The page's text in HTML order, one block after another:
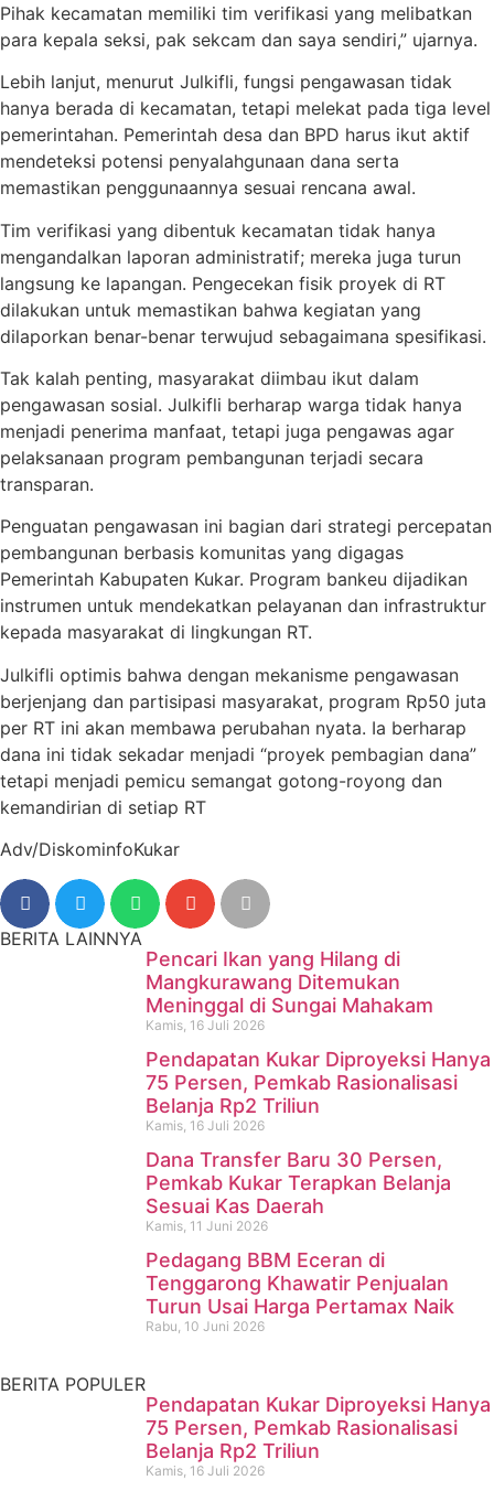
Pihak kecamatan memiliki tim verifikasi yang melibatkan
para kepala seksi, pak sekcam dan saya sendiri,” ujarnya.
Lebih lanjut, menurut Julkifli, fungsi pengawasan tidak
hanya berada di kecamatan, tetapi melekat pada tiga level
pemerintahan. Pemerintah desa dan BPD harus ikut aktif
mendeteksi potensi penyalahgunaan dana serta
memastikan penggunaannya sesuai rencana awal.
Tim verifikasi yang dibentuk kecamatan tidak hanya
mengandalkan laporan administratif; mereka juga turun
langsung ke lapangan. Pengecekan fisik proyek di RT
dilakukan untuk memastikan bahwa kegiatan yang
dilaporkan benar-benar terwujud sebagaimana spesifikasi.
Tak kalah penting, masyarakat diimbau ikut dalam
pengawasan sosial. Julkifli berharap warga tidak hanya
menjadi penerima manfaat, tetapi juga pengawas agar
pelaksanaan program pembangunan terjadi secara
transparan.
Penguatan pengawasan ini bagian dari strategi percepatan
pembangunan berbasis komunitas yang digagas
Pemerintah Kabupaten Kukar. Program bankeu dijadikan
instrumen untuk mendekatkan pelayanan dan infrastruktur
kepada masyarakat di lingkungan RT.
Julkifli optimis bahwa dengan mekanisme pengawasan
berjenjang dan partisipasi masyarakat, program Rp50 juta
per RT ini akan membawa perubahan nyata. Ia berharap
dana ini tidak sekadar menjadi “proyek pembagian dana”
tetapi menjadi pemicu semangat gotong-royong dan
kemandirian di setiap RT
Adv/DiskominfoKukar
BERITA LAINNYA
Pencari Ikan yang Hilang di
Mangkurawang Ditemukan
Meninggal di Sungai Mahakam
Kamis, 16 Juli 2026
Pendapatan Kukar Diproyeksi Hanya
75 Persen, Pemkab Rasionalisasi
Belanja Rp2 Triliun
Kamis, 16 Juli 2026
Dana Transfer Baru 30 Persen,
Pemkab Kukar Terapkan Belanja
Sesuai Kas Daerah
Kamis, 11 Juni 2026
Pedagang BBM Eceran di
Tenggarong Khawatir Penjualan
Turun Usai Harga Pertamax Naik
Rabu, 10 Juni 2026
Pencari Ikan yang Hilang di
Mangkurawang Ditemukan
Meninggal di Sungai
Mahakam
BERITA POPULER
Pendapatan Kukar Diproyeksi Hanya
75 Persen, Pemkab Rasionalisasi
Belanja Rp2 Triliun
Kamis, 16 Juli 2026